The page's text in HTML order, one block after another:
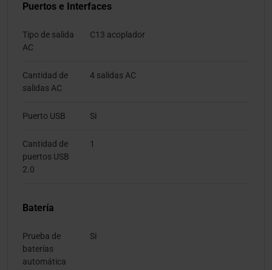
Puertos e Interfaces
Tipo de salida
AC
C13 acoplador
Cantidad de
salidas AC
4 salidas AC
Puerto USB Si
Cantidad de
puertos USB
2.0
1
Batería
Prueba de
baterías
automática
Si